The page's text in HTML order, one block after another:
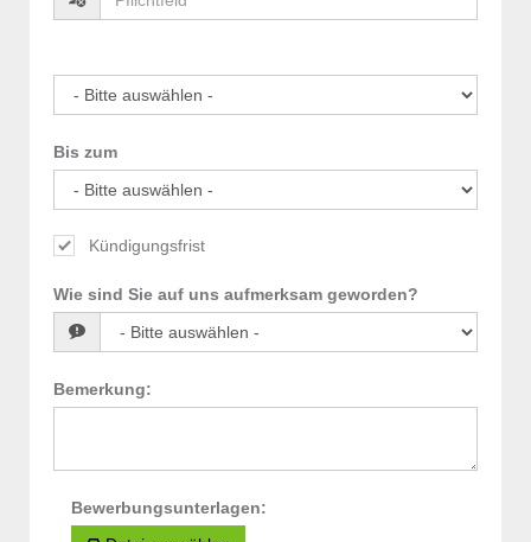
Bis zum
Kündigungsfrist
Wie sind Sie auf uns aufmerksam geworden?
Bemerkung:
Bewerbungsunterlagen: